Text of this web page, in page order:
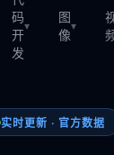
码
开
发
▾
图
像
▾
实时更新 · 官方数据